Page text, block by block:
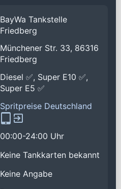
BayWa Tankstelle
Friedberg
Münchener Str. 33, 86316
Friedberg
Diesel ✅, Super E10 ✅,
Super E5 ✅
Spritpreise Deutschland
00:00-24:00 Uhr
Keine Tankkarten bekannt
Keine Angabe